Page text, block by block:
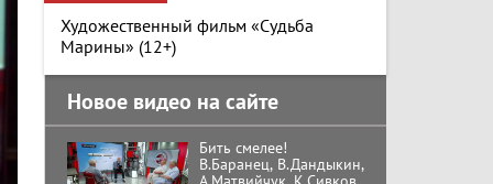
Художественный фильм «Судьба
Марины» (12+)
Новое видео на сайте
фракции КПРФ в
Государственной Думе
террор"
Бить смелее!
В.Баранец, В.Дандыкин,